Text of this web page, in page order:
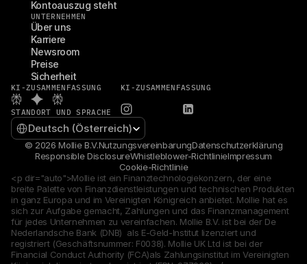
Kontoauszug steht
UNTERNEHMEN
Über uns
Karriere
Newsroom
Preise
Sicherheit
KI-ZUSAMMENFASSUNG KI-ZUSAMMENFASSUNG
STANDORT UND SPRACHE
Select Language
Deutsch (Österreich)
© 2026 Mollie B.V.NutzungsvereinbarungDatenschutzerklärung
Responsible DisclosureWhistleblower-RichtlinieImpressum
Cookie-Richtlinie
<p dir="auto">Mollie ist ein Finanztechnologiekonzern, der eine
breite Palette von Finanzdienstleistungen und technischen Produkten
in ganz Europa und im Vereinigten Königreich anbietet. Mollie hat es
sich zur Aufgabe gemacht, Zahlungen und das Finanzmanagement
für jedes Unternehmen zu vereinfachen. Mollie B.V. ist bei der De
Nederlandsche Bank (DNB)  als E-Geld-Institut lizenziert und
registriert (Geschäftsnummer: F0038). Mollie UK Ltd ist bei der
Financial Conduct Authority (FCA)als Zahlungsinstitut im Vereinigten